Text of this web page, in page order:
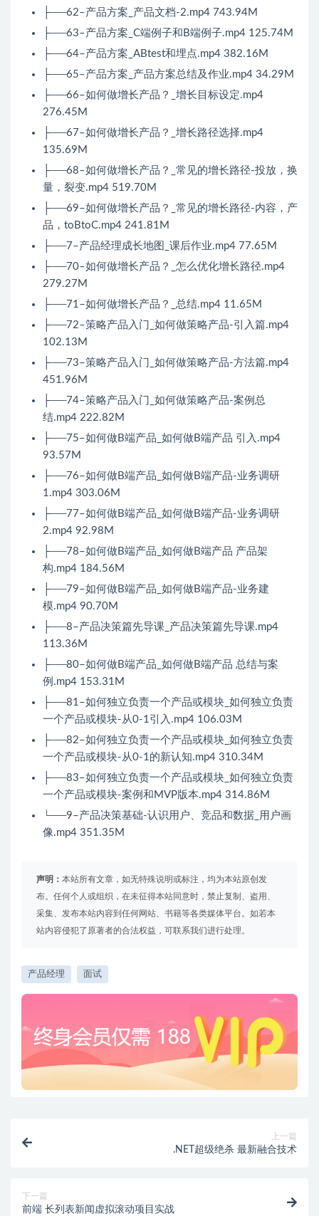
├──62–产品方案_产品文档-2.mp4 743.94M
├──63–产品方案_C端例子和B端例子.mp4 125.74M
├──64–产品方案_ABtest和埋点.mp4 382.16M
├──65–产品方案_产品方案总结及作业.mp4 34.29M
├──66–如何做增长产品？_增长目标设定.mp4
276.45M
├──67–如何做增长产品？_增长路径选择.mp4
135.69M
├──68–如何做增长产品？_常见的增长路径-投放，换
量，裂变.mp4 519.70M
├──69–如何做增长产品？_常见的增长路径-内容，产
品，toBtoC.mp4 241.81M
├──7–产品经理成长地图_课后作业.mp4 77.65M
├──70–如何做增长产品？_怎么优化增长路径.mp4
279.27M
├──71–如何做增长产品？_总结.mp4 11.65M
├──72–策略产品入门_如何做策略产品-引入篇.mp4
102.13M
├──73–策略产品入门_如何做策略产品-方法篇.mp4
451.96M
├──74–策略产品入门_如何做策略产品-案例总
结.mp4 222.82M
├──75–如何做B端产品_如何做B端产品 引入.mp4
93.57M
├──76–如何做B端产品_如何做B端产品-业务调研
1.mp4 303.06M
├──77–如何做B端产品_如何做B端产品-业务调研
2.mp4 92.98M
├──78–如何做B端产品_如何做B端产品 产品架
构.mp4 184.56M
├──79–如何做B端产品_如何做B端产品-业务建
模.mp4 90.70M
├──8–产品决策篇先导课_产品决策篇先导课.mp4
113.36M
├──80–如何做B端产品_如何做B端产品 总结与案
例.mp4 153.31M
├──81–如何独立负责一个产品或模块_如何独立负责
一个产品或模块-从0-1引入.mp4 106.03M
├──82–如何独立负责一个产品或模块_如何独立负责
一个产品或模块-从0-1的新认知.mp4 310.34M
├──83–如何独立负责一个产品或模块_如何独立负责
一个产品或模块-案例和MVP版本.mp4 314.86M
└──9–产品决策基础-认识用户、竞品和数据_用户画
像.mp4 351.35M
声明： 本站所有文章，如无特殊说明或标注，均为本站原创发
布。任何个人或组织，在未征得本站同意时，禁止复制、盗用、
采集、发布本站内容到任何网站、书籍等各类媒体平台。如若本
站内容侵犯了原著者的合法权益，可联系我们进行处理。
产品经理 面试
上一篇
.NET超级绝杀 最新融合技术
下一篇
前端 长列表新闻虚拟滚动项目实战